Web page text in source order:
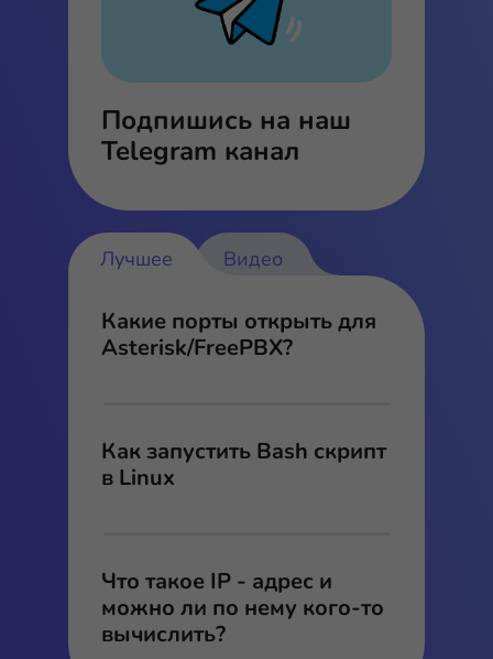
Подпишись на наш
Telegram канал
Лучшее Видео
Какие порты открыть для
Asterisk/FreePBX?
Как запустить Bash скрипт
в Linux
Что такое IP - адрес и
можно ли по нему кого-то
вычислить?